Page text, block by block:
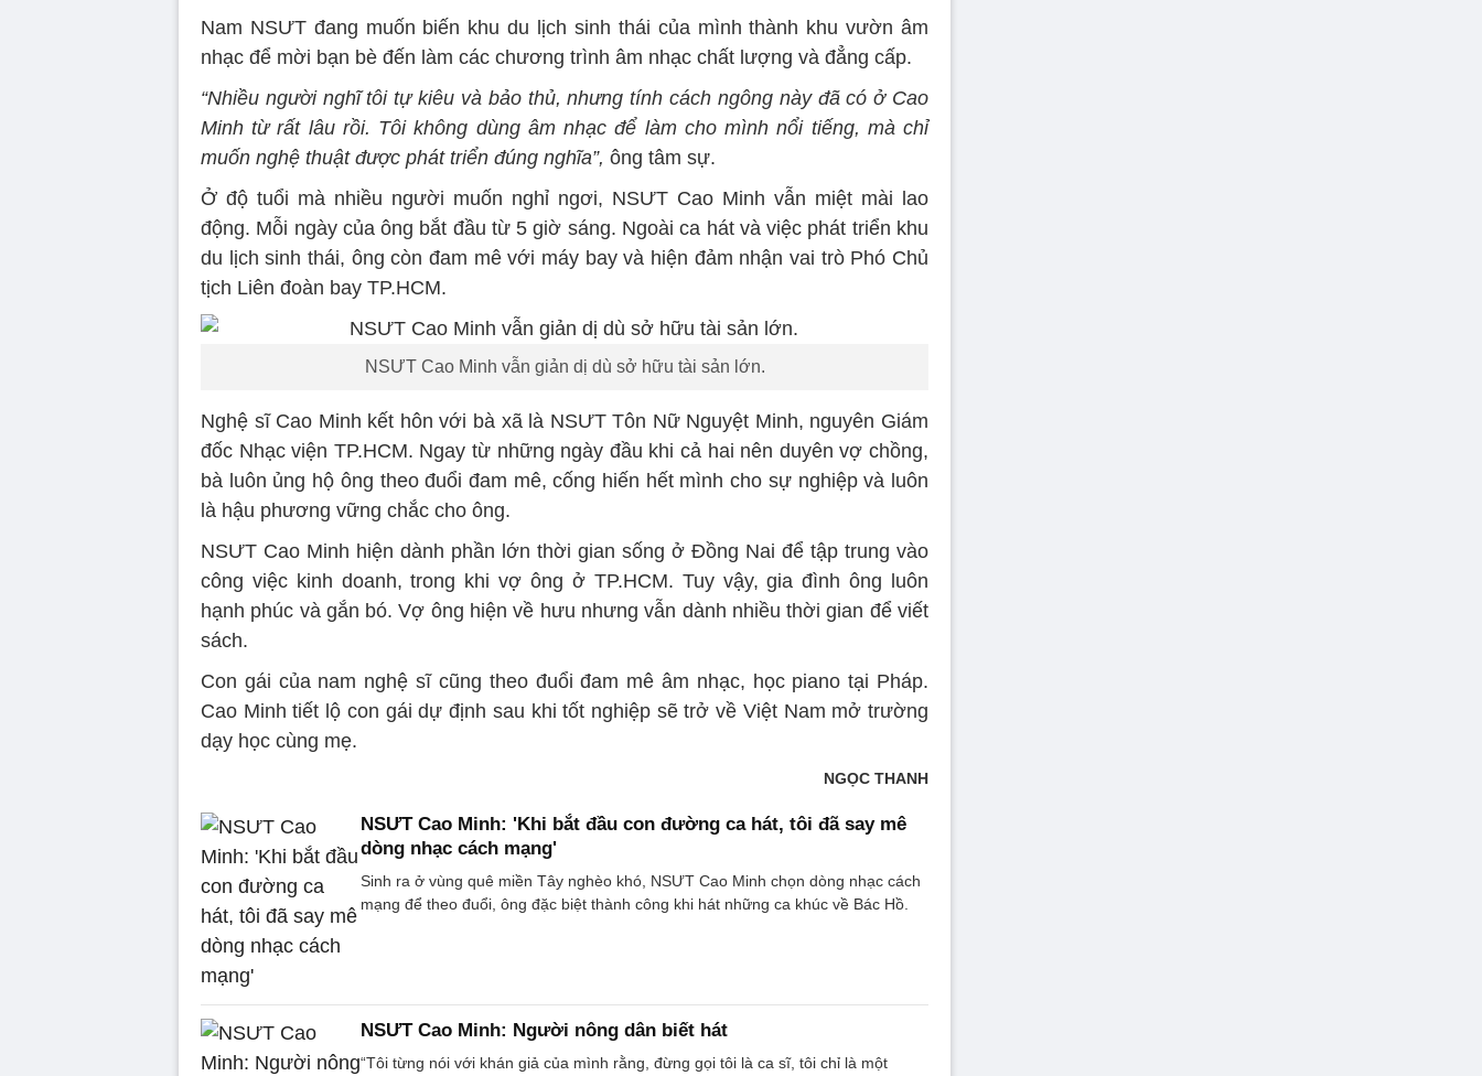
Nam NSƯT đang muốn biến khu du lịch sinh thái của mình thành khu vườn âm
nhạc để mời bạn bè đến làm các chương trình âm nhạc chất lượng và đẳng cấp.
“Nhiều người nghĩ tôi tự kiêu và bảo thủ, nhưng tính cách ngông này đã có ở Cao
Minh từ rất lâu rồi. Tôi không dùng âm nhạc để làm cho mình nổi tiếng, mà chỉ
muốn nghệ thuật được phát triển đúng nghĩa”, ông tâm sự.
Ở độ tuổi mà nhiều người muốn nghỉ ngơi, NSƯT Cao Minh vẫn miệt mài lao
động. Mỗi ngày của ông bắt đầu từ 5 giờ sáng. Ngoài ca hát và việc phát triển khu
du lịch sinh thái, ông còn đam mê với máy bay và hiện đảm nhận vai trò Phó Chủ
tịch Liên đoàn bay TP.HCM.
NSƯT Cao Minh vẫn giản dị dù sở hữu tài sản lớn.
Nghệ sĩ Cao Minh kết hôn với bà xã là NSƯT Tôn Nữ Nguyệt Minh, nguyên Giám
đốc Nhạc viện TP.HCM. Ngay từ những ngày đầu khi cả hai nên duyên vợ chồng,
bà luôn ủng hộ ông theo đuổi đam mê, cống hiến hết mình cho sự nghiệp và luôn
là hậu phương vững chắc cho ông.
NSƯT Cao Minh hiện dành phần lớn thời gian sống ở Đồng Nai để tập trung vào
công việc kinh doanh, trong khi vợ ông ở TP.HCM. Tuy vậy, gia đình ông luôn
hạnh phúc và gắn bó. Vợ ông hiện về hưu nhưng vẫn dành nhiều thời gian để viết
sách.
Con gái của nam nghệ sĩ cũng theo đuổi đam mê âm nhạc, học piano tại Pháp.
Cao Minh tiết lộ con gái dự định sau khi tốt nghiệp sẽ trở về Việt Nam mở trường
dạy học cùng mẹ.
NGỌC THANH
NSƯT Cao Minh: 'Khi bắt đầu con đường ca hát, tôi đã say mê
dòng nhạc cách mạng'
Sinh ra ở vùng quê miền Tây nghèo khó, NSƯT Cao Minh chọn dòng nhạc cách
mạng để theo đuổi, ông đặc biệt thành công khi hát những ca khúc về Bác Hồ.
NSƯT Cao Minh: Người nông dân biết hát
“Tôi từng nói với khán giả của mình rằng, đừng gọi tôi là ca sĩ, tôi chỉ là một